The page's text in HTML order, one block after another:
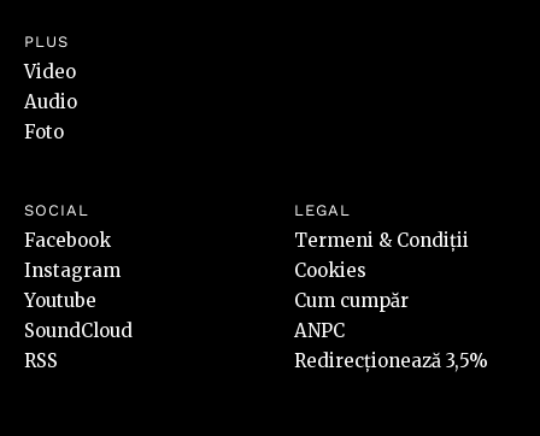
PLUS
Video
Audio
Foto
SOCIAL
Facebook
Instagram
Youtube
SoundCloud
RSS
LEGAL
Termeni & Condiții
Cookies
Cum cumpăr
ANPC
Redirecționează 3,5%